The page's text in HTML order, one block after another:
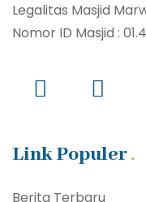
Legalitas Masjid
Nomor ID Masjid :
Link Populer
Berita Terbaru